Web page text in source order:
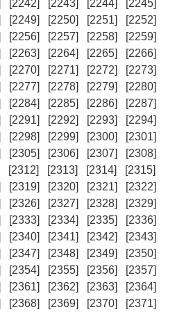
[2242] [2243] [2244]
[2245]
[2249] [2250] [2251]
[2252]
[2256] [2257] [2258]
[2259]
[2263] [2264] [2265]
[2266]
[2270] [2271] [2272]
[2273]
[2277] [2278] [2279]
[2280]
[2284] [2285] [2286]
[2287]
[2291] [2292] [2293]
[2294]
[2298] [2299] [2300]
[2301]
[2305] [2306] [2307]
[2308]
[2312] [2313] [2314]
[2315]
[2319] [2320] [2321]
[2322]
[2326] [2327] [2328]
[2329]
[2333] [2334] [2335]
[2336]
[2340] [2341] [2342]
[2343]
[2347] [2348] [2349]
[2350]
[2354] [2355] [2356]
[2357]
[2361] [2362] [2363]
[2364]
[2368] [2369] [2370]
[2371]